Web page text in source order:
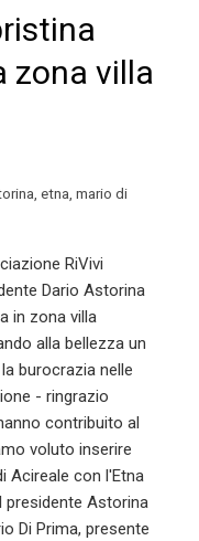
zona villa
, etna, mario di
RiVivi
Dario Astorina
in zona villa
alla bellezza un
burocrazia nelle
- ringrazio
contribuito al
voluto inserire
Acireale con l'Etna
presidente Astorina
Di Prima, presente